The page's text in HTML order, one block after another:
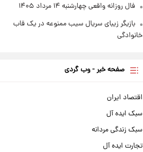
فال روزانه واقعی چهارشنبه ۱۴ مرداد ۱۴۰۵
بازیگر زیبای سریال سیب ممنوعه در یک قاب
خانوادگی
صفحه خبر - وب گردی
اقتصاد ایران
سبک ایده آل
سبک زندگی مردانه
تجارت ایده آل